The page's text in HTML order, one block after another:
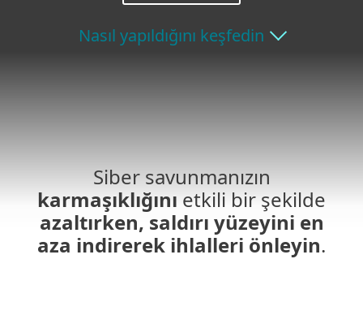
Nasıl yapıldığını keşfedin
Siber savunmanızın
karmaşıklığını etkili bir şekilde
azaltırken, saldırı yüzeyini en
aza indirerek ihlalleri önleyin.